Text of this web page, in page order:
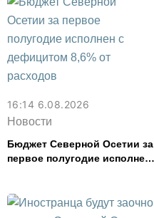
16:14 6.08.2026
Новости
Бюджет Северной Осетии за
первое полугодие исполнен